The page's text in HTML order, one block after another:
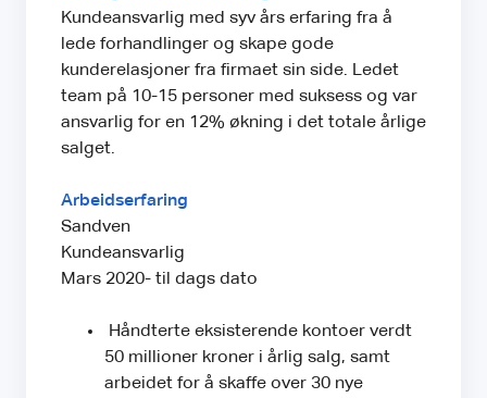
Kundeansvarlig med syv års erfaring fra å
lede forhandlinger og skape gode
kunderelasjoner fra firmaet sin side. Ledet
team på 10-15 personer med suksess og var
ansvarlig for en 12% økning i det totale årlige
salget.
Arbeidserfaring
Sandven
Kundeansvarlig
Mars 2020- til dags dato
Håndterte eksisterende kontoer verdt
50 millioner kroner i årlig salg, samt
arbeidet for å skaffe over 30 nye